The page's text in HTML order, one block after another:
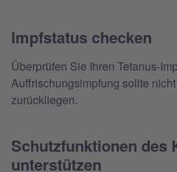
Impfstatus checken
Überprüfen Sie Ihren Tetanus-
Auffrischungsimpfung sollte
zurückliegen.
Schutzfunktionen des
unterstützen